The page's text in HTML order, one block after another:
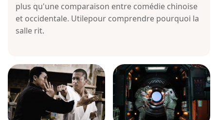
plus qu'une comparaison entre comédie chinoise
et occidentale. Utilepour comprendre pourquoi la
salle rit.